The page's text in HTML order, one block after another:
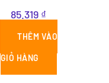
85.319 ₫
THÊM VÀO
GIỎ HÀNG